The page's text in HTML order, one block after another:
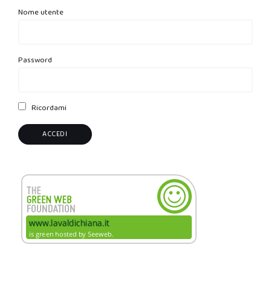
Nome utente
Password
Ricordami